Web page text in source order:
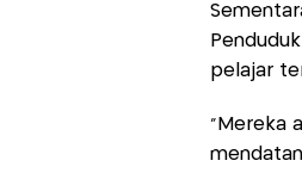
pelajar
"Mereka